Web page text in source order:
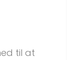
til at